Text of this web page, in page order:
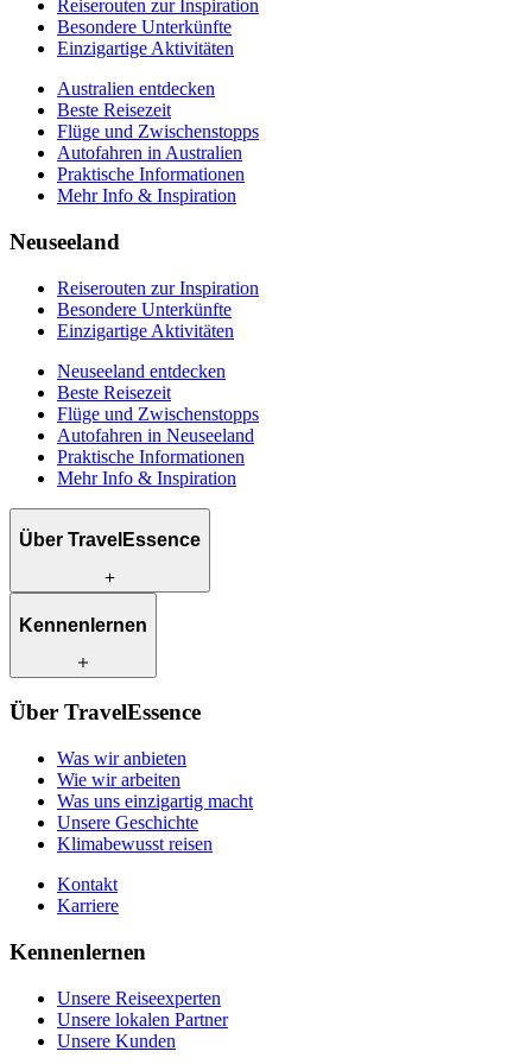
Reiserouten zur Inspiration
Besondere Unterkünfte
Einzigartige Aktivitäten
Australien entdecken
Beste Reisezeit
Flüge und Zwischenstopps
Autofahren in Australien
Praktische Informationen
Mehr Info & Inspiration
Neuseeland
Reiserouten zur Inspiration
Besondere Unterkünfte
Einzigartige Aktivitäten
Neuseeland entdecken
Beste Reisezeit
Flüge und Zwischenstopps
Autofahren in Neuseeland
Praktische Informationen
Mehr Info & Inspiration
Über TravelEssence
Was wir anbieten
Was uns einzigartig macht
Klimabewusst reisen
Kontakt
Karriere
Kennenlernen
Unsere Reiseexperten
Unsere Kunden
Über TravelEssence
Was wir anbieten
Wie wir arbeiten
Was uns einzigartig macht
Unsere Geschichte
Klimabewusst reisen
Kontakt
Karriere
Kennenlernen
Unsere Reiseexperten
Unsere lokalen Partner
Unsere Kunden